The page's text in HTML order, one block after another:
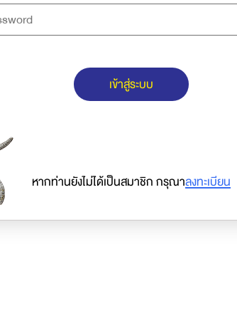
เข้าสู่ระบบ
หากท่านยังไม่ได้เป็นสมาชิก กรุณาลงทะเบียน